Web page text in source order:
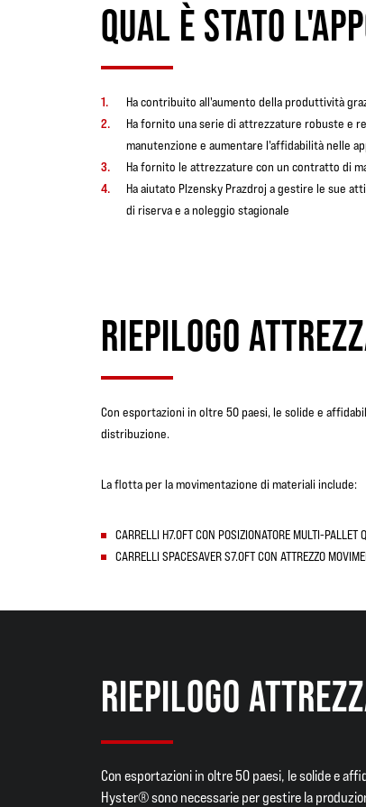
QUAL È STATO
Ha contribuito all'aumento della produttività
Ha fornito una serie di attrezzature robuste e
manutenzione e aumentare l'affidabilità nelle
Ha fornito le attrezzature con un contratto di
Ha aiutato Plzensky Prazdroj a gestire le sue
di riserva e a noleggio stagionale
RIEPILOGO
Con esportazioni in oltre 50 paesi, le solide e
distribuzione.
La flotta per la movimentazione di materiali include:
CARRELLI H7.0FT CON POSIZIONATORE MULTI-PALLET
CARRELLI SPACESAVER S7.0FT CON ATTREZZO
RIEPILOGO
Con esportazioni in oltre 50 paesi, le solide e
Hyster® sono necessarie per gestire la